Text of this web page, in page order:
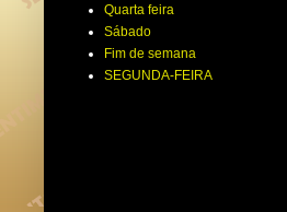
Quarta feira
Sábado
Fim de semana
SEGUNDA-FEIRA